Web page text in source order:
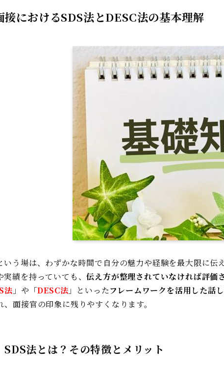
接におけるSDS法とDESC法の基本理解
いう場は、わずかな時間で自分の魅力や経験を最大限に伝
実績を持っていても、伝え方が整理されていなければ評価
法 」や「DESC法 」といったフレームワークを活用した話
、面接官の印象に残りやすくなります。
SDS法とは？その特徴とメリット